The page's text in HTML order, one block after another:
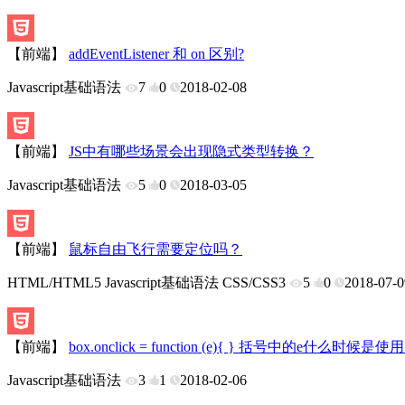
【前端】 addEventListener 和 on 区别?
Javascript基础语法 7 0 2018-02-08
【前端】 JS中有哪些场景会出现隐式类型转换？
Javascript基础语法 5 0 2018-03-05
【前端】 鼠标自由飞行需要定位吗？
HTML/HTML5 Javascript基础语法 CSS/CSS3 5 0 2018-07-
【前端】 box.onclick = function (e){ } 括号中的e什么时候是使
Javascript基础语法 3 1 2018-02-06